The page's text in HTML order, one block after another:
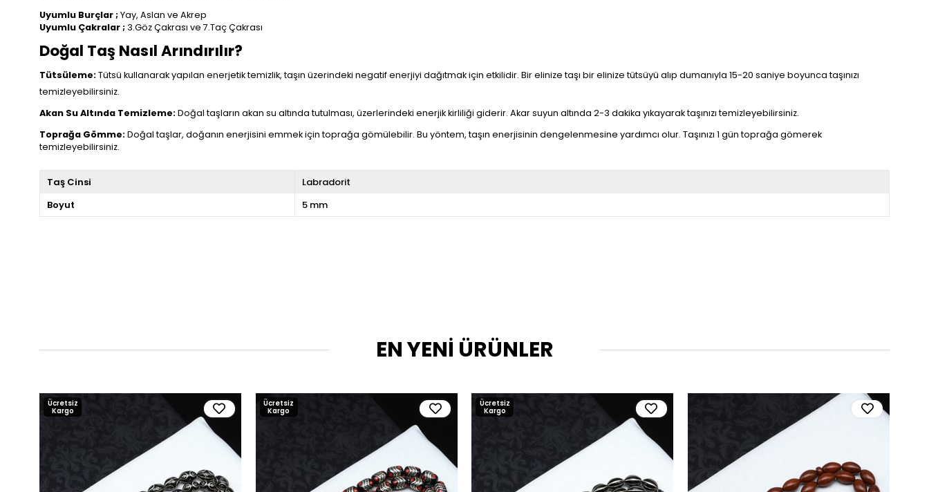
Uyumlu Burçlar ;Yay, Aslan ve Akrep
Uyumlu Çakralar ; 3.Göz Çakrası ve 7.Taç Çakrası
Doğal Taş Nasıl Arındırılır?
Tütsüleme:Tütsü kullanarak yapılan enerjetik temizlik, taşın üzerindeki negatif enerjiyi dağıtmak için etkilidir. Bir elinize taşı bir elinize tütsüyü alıp dumanıyla 15-20 saniye boyunca taşınızı
temizleyebilirsiniz.
Akan Su Altında Temizleme:Doğal taşların akan su altında tutulması, üzerlerindeki enerjik kirliliği giderir. Akar suyun altında 2-3 dakika yıkayarak taşınızı temizleyebilirsiniz.
Toprağa Gömme:Doğal taşlar, doğanın enerjisini emmek için toprağa gömülebilir. Bu yöntem, taşın enerjisinin dengelenmesine yardımcı olur. Taşınızı 1 gün toprağa gömerek
temizleyebilirsiniz.
Taş Cinsi
Labradorit
Boyut
5 mm
EN YENİ ÜRÜNLER
Ücretsiz
Kargo
Ücretsiz
Kargo
Ücretsiz
Kargo